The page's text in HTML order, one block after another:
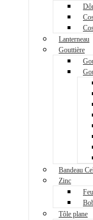
Lanterneau
Gouttière
Bandeau
Zinc
Tôle plane